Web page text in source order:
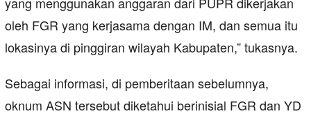
oleh FGR yang kerjasama dengan IM, dan semua itu
lokasinya di pinggiran wilayah Kabupaten,” tukasnya.
Sebagai informasi, di pemberitaan sebelumnya,
oknum ASN tersebut diketahui berinisial FGR dan YD